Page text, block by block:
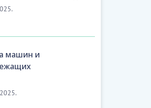
машин и